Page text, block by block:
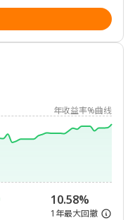
年收益率%曲线
10.58%
1年最大回撤